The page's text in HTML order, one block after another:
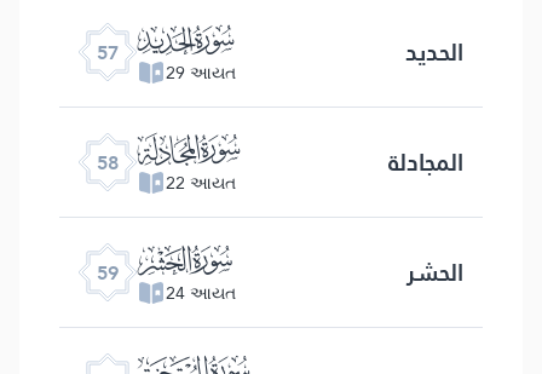
57 ﯦ
29 આયત الحدید
58 ﯧ
22 આયત المجادلة
59 ﯨ
24 આયત الحشر